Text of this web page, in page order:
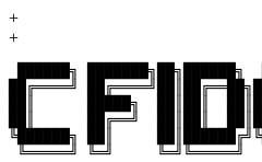
跳转到主要内容
+
+
██████╗ ███████╗██╗██████╗
██╔════╝
██║      █████╗  ██║██║
██║      ██╔══╝  ██║██║
╚██████╗ ██║
╚═════╝ ╚═╝     ╚═╝╚═════╝